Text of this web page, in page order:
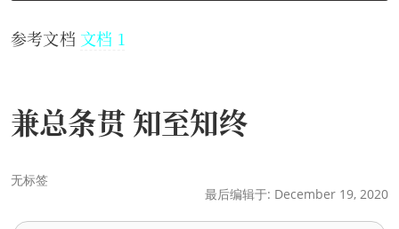
参考文档 文档 1
兼总条贯 知至知终
无标签
最后编辑于: December 19, 2020